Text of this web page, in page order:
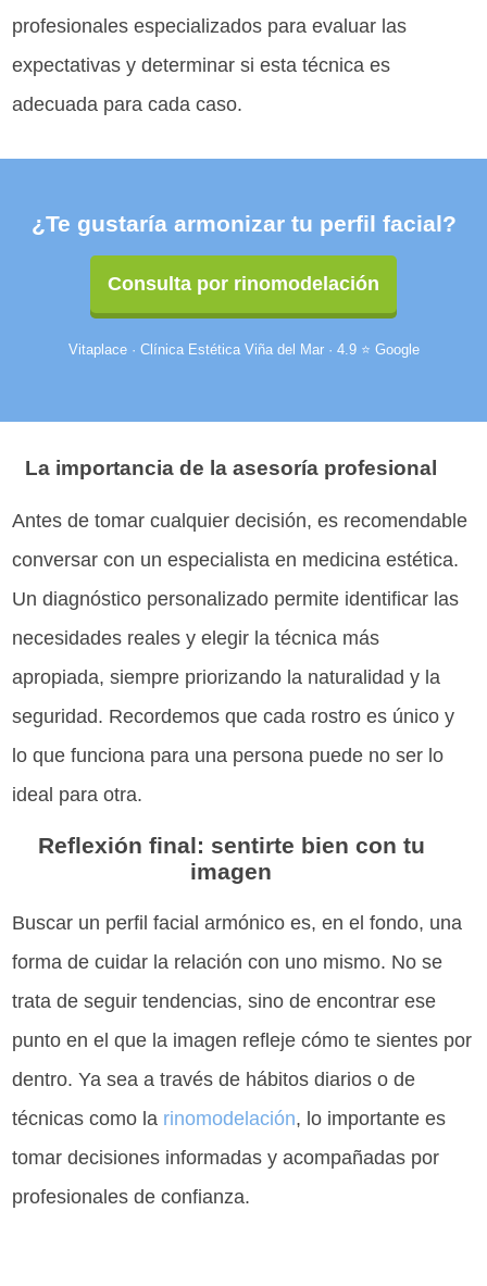
profesionales especializados para evaluar las
expectativas y determinar si esta técnica es
adecuada para cada caso.
¿Te gustaría armonizar tu perfil facial?
Consulta por rinomodelación
Vitaplace · Clínica Estética Viña del Mar · 4.9 ⭐ Google
La importancia de la asesoría profesional
Antes de tomar cualquier decisión, es recomendable
conversar con un especialista en medicina estética.
Un diagnóstico personalizado permite identificar las
necesidades reales y elegir la técnica más
apropiada, siempre priorizando la naturalidad y la
seguridad. Recordemos que cada rostro es único y
lo que funciona para una persona puede no ser lo
ideal para otra.
Reflexión final: sentirte bien con tu
imagen
Buscar un perfil facial armónico es, en el fondo, una
forma de cuidar la relación con uno mismo. No se
trata de seguir tendencias, sino de encontrar ese
punto en el que la imagen refleje cómo te sientes por
dentro. Ya sea a través de hábitos diarios o de
técnicas como la rinomodelación, lo importante es
tomar decisiones informadas y acompañadas por
profesionales de confianza.